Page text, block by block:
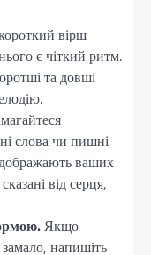
вірш
є чіткий ритм.
та довші
слова чи пишні
ваших
від серця,
Якщо
напишіть